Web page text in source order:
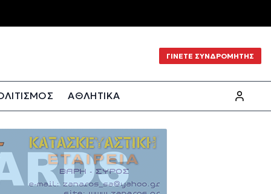
ΓΙΝΕΤΕ ΣΥΝΔΡΟΜΗΤΗΣ
ΑΘΛΗΤΙΚΑ